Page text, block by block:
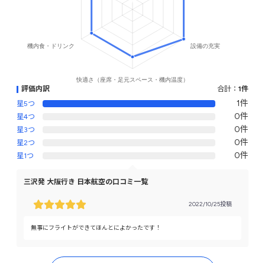
評価内訳 合計： 1件
星5つ
1件
星4つ 0件
星3つ 0件
星2つ 0件
星1つ 0件
三沢発 大阪行き 日本航空の口コミ一覧
2022/10/25投稿
無事にフライトができてほんとによかったです！